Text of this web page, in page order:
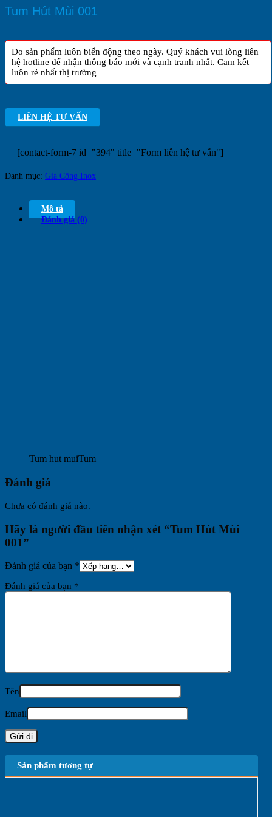
Tum Hút Mùi 001
Do sản phẩm luôn biến động theo ngày. Quý khách vui lòng liên
hệ hotline để nhận thông báo mới và cạnh tranh nhất. Cam kết
luôn rẻ nhất thị trường
LIÊN HỆ TƯ VẤN
[contact-form-7 id="394" title="Form liên hệ tư vấn"]
Danh mục: Gia Công Inox
Mô tả
Đánh giá (0)
Tum hut muiTum
Đánh giá
Chưa có đánh giá nào.
Hãy là người đầu tiên nhận xét “Tum Hút Mùi
001”
Đánh giá của bạn *
Đánh giá của bạn *
Tên
Email
Sản phẩm tương tự